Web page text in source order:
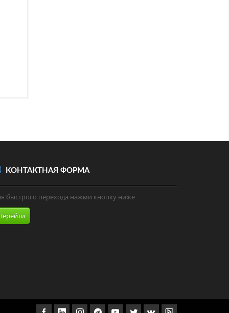
КОНТАКТНАЯ ФОРМА
быстрого перехода нажми кнопку ниже